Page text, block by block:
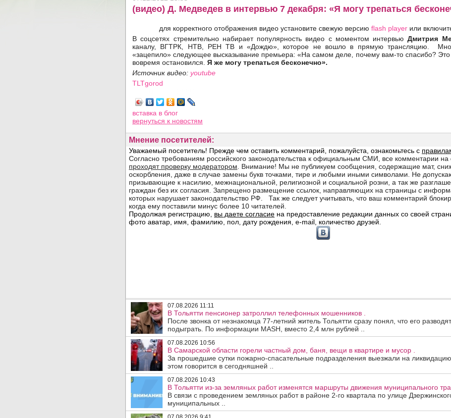
(видео) Д. Медведев в интервью 7 декабря: «Я могу трепаться
для корректного отображения видео установите свежую версию flash player или
В соцсетях стремительно набирает популярность видео с моментом интервьюДмитрия
каналу, ВГТРК, НТВ, РЕН ТВ и «Дождю», которое не вошло в прямую трансляцию.
«зацепило» следующее высказывание премьера: «На самом деле, почему вам-то спасибо? Это
вовремя остановился. Я же могу трепаться бесконечно».
Источник видео: youtube
TLTgorod
вставка в блог
вернуться к новостям
Мнение посетителей:
07.08.2026 11:11
В Тольятти пенсионер затроллил телефонных мошенников .
После звонка от незнакомца 77-летний житель Тольятти сразу понял, что его
подыграть. По информации MASH, вместо 2,4 млн рублей ..
07.08.2026 10:56
В Самарской области горели частный дом, баня, вещи в квартире и мусор .
За прошедшие сутки пожарно-спасательные подразделения выезжали на
этом говорится в сегодняшней ..
07.08.2026 10:43
В Тольятти из-за земляных работ изменятся маршруты движения муниципального
В связи с проведением земляных работ в районе 2-го квартала по улице
муниципальных ..